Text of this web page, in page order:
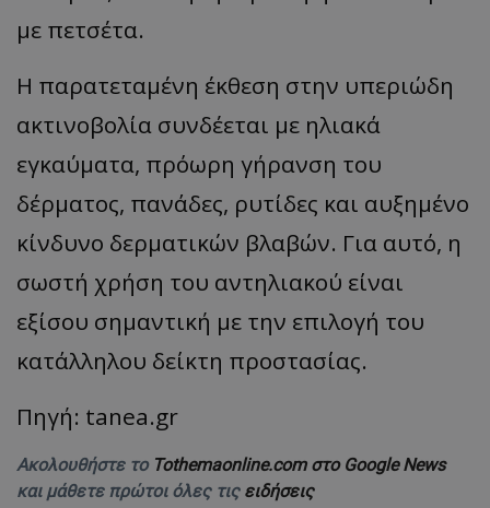
με πετσέτα.
Η παρατεταμένη έκθεση στην υπεριώδη
ακτινοβολία συνδέεται με ηλιακά
εγκαύματα, πρόωρη γήρανση του
δέρματος, πανάδες, ρυτίδες και αυξημένο
κίνδυνο δερματικών βλαβών. Για αυτό, η
σωστή χρήση του αντηλιακού είναι
εξίσου σημαντική με την επιλογή του
κατάλληλου δείκτη προστασίας.
Πηγή: tanea.gr
Ακολουθήστε το Tothemaonline.com στο Google News
και μάθετε πρώτοι όλες τις ειδήσεις